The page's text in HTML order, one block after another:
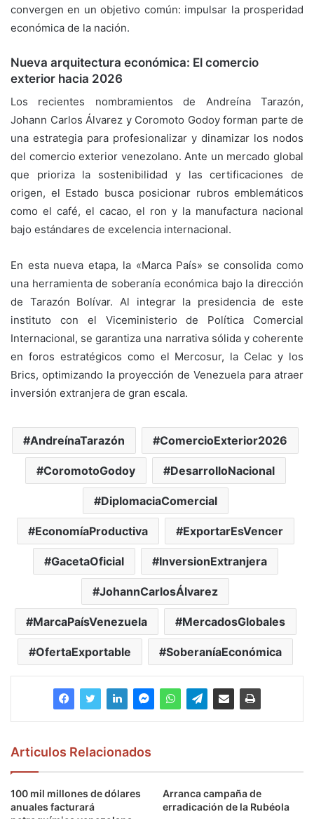
convergen en un objetivo común: impulsar la prosperidad
económica de la nación.
Nueva arquitectura económica: El comercio
exterior hacia 2026
Los recientes nombramientos de Andreína Tarazón,
Johann Carlos Álvarez y Coromoto Godoy forman parte de
una estrategia para profesionalizar y dinamizar los nodos
del comercio exterior venezolano. Ante un mercado global
que prioriza la sostenibilidad y las certificaciones de
origen, el Estado busca posicionar rubros emblemáticos
como el café, el cacao, el ron y la manufactura nacional
bajo estándares de excelencia internacional.
En esta nueva etapa, la «Marca País» se consolida como
una herramienta de soberanía económica bajo la dirección
de Tarazón Bolívar. Al integrar la presidencia de este
instituto con el Viceministerio de Política Comercial
Internacional, se garantiza una narrativa sólida y coherente
en foros estratégicos como el Mercosur, la Celac y los
Brics, optimizando la proyección de Venezuela para atraer
inversión extranjera de gran escala.
AndreínaTarazón ComercioExterior2026
CoromotoGodoy DesarrolloNacional
DiplomaciaComercial
EconomíaProductiva ExportarEsVencer
GacetaOficial InversionExtranjera
JohannCarlosÁlvarez
MarcaPaísVenezuela MercadosGlobales
OfertaExportable SoberaníaEconómica
Articulos Relacionados
100 mil millones de dólares
anuales facturará
Arranca campaña de
erradicación de la Rubéola